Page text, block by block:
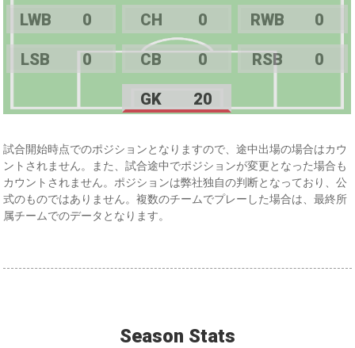
LWB 0 CH 0 RWB 0
LSB 0 CB 0 RSB 0
GK 20
試合開始時点でのポジションとなりますので、途中出場の場合はカウ
ントされません。また、試合途中でポジションが変更となった場合も
カウントされません。ポジションは弊社独自の判断となっており、公
式のものではありません。複数のチームでプレーした場合は、最終所
属チームでのデータとなります。
Season Stats